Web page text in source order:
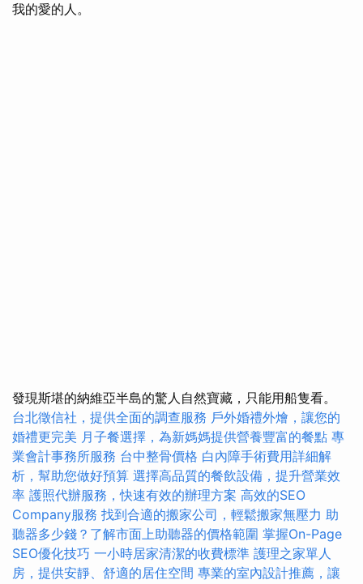
我的愛的人。
發現斯堪的納維亞半島的驚人自然寶藏，只能用船隻看。
台北徵信社，提供全面的調查服務 戶外婚禮外燴，讓您的
婚禮更完美 月子餐選擇，為新媽媽提供營養豐富的餐點 專
業會計事務所服務 台中整骨價格 白內障手術費用詳細解
析，幫助您做好預算 選擇高品質的餐飲設備，提升營業效
率 護照代辦服務，快速有效的辦理方案 高效的SEO
Company服務 找到合適的搬家公司，輕鬆搬家無壓力 助
聽器多少錢？了解市面上助聽器的價格範圍 掌握On-Page
SEO優化技巧 一小時居家清潔的收費標準 護理之家單人
房，提供安靜、舒適的居住空間 專業的室內設計推薦，讓